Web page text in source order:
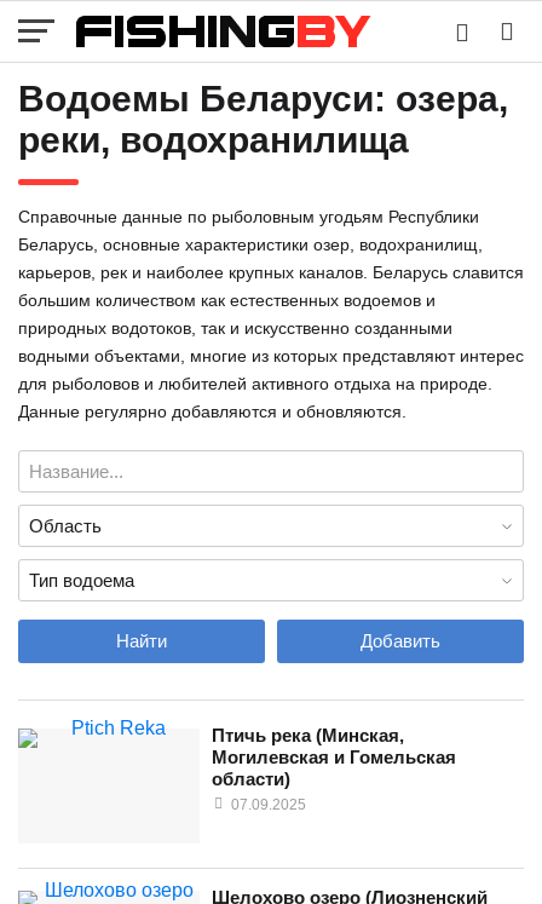
Водоемы Беларуси: озера,
реки, водохранилища
Справочные данные по рыболовным угодьям Республики
Беларусь, основные характеристики озер, водохранилищ,
карьеров, рек и наиболее крупных каналов. Беларусь славится
большим количеством как естественных водоемов и
природных водотоков, так и искусственно созданными
водными объектами, многие из которых представляют интерес
для рыболовов и любителей активного отдыха на природе.
Данные регулярно добавляются и обновляются.
Найти Добавить
Птичь река (Минская,
Могилевская и Гомельская
области)
07.09.2025
Шелохово озеро (Лиозненский